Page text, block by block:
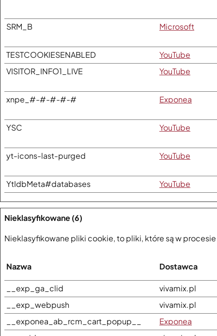
SRM_B Microsoft
TESTCOOKIESENABLED
YouTube
VISITOR_INFO1_LIVE
YouTube
xnpe_#-#-#-#-# Exponea
YSC YouTube
yt-icons-last-purged YouTube
YtIdbMeta#databases YouTube
Nieklasyfikowane (6)
Nieklasyfikowane pliki cookie, to pliki, które są w
Nazwa Dostawca
__exp_ga_clid
vivamix.pl
__exp_webpush
vivamix.pl
__exponea_ab_rcm_cart_popup__
Exponea